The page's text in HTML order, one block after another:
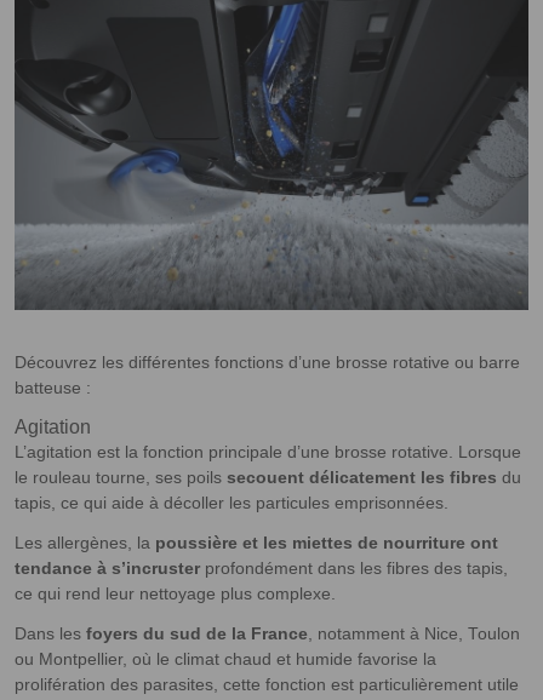
Découvrez les différentes fonctions d’une brosse rotative ou barre
batteuse :
Agitation
L’agitation est la fonction principale d’une brosse rotative. Lorsque
le rouleau tourne, ses poils secouent délicatement les fibres du
tapis, ce qui aide à décoller les particules emprisonnées.
Les allergènes, la poussière et les miettes de nourriture ont
tendance à s’incruster profondément dans les fibres des tapis,
ce qui rend leur nettoyage plus complexe.
Dans les foyers du sud de la France, notamment à Nice, Toulon
ou Montpellier, où le climat chaud et humide favorise la
prolifération des parasites, cette fonction est particulièrement utile